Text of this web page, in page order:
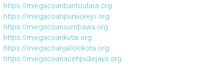
https://miegacoanbaritoutara.org
https://miegacoanpurworejo.org
https://miegacoansumbawa.org
https://miegacoankutai.org
https://miegacoanjailolokota.org
https://miegacoanacehpidiejaya.org